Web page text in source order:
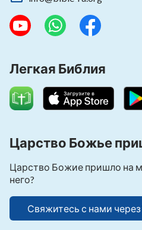
Легкая Библия
Царство Божье
Царство Божие пришло на
него?
Свяжитесь с нами через